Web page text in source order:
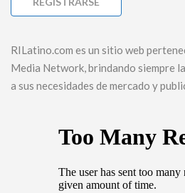
RILatino.com es un sitio web
Media Network, brindando siempre
a sus necesidades de mercado y